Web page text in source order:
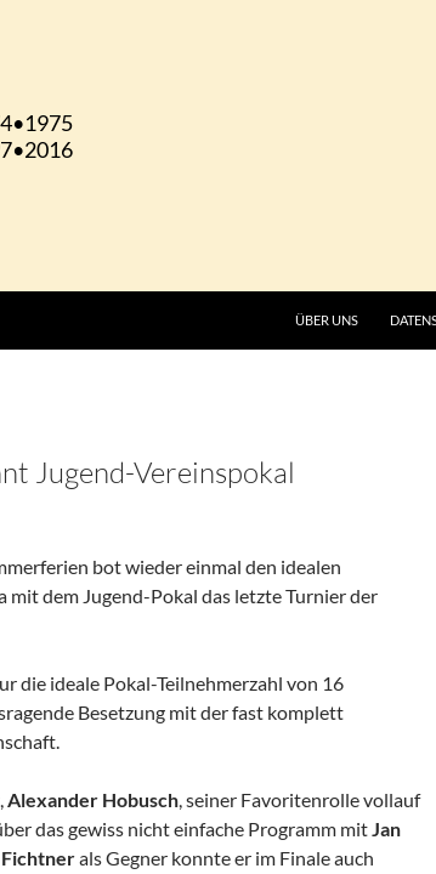
ÜBER UNS
Jugend-Vereinspokal
bot wieder einmal den idealen
mit dem Jugend-Pokal das letzte Turnier der
die ideale Pokal-Teilnehmerzahl von 16
Besetzung mit der fast komplett
Alexander Hobusch, seiner Favoritenrolle vollauf
das gewiss nicht einfache Programm mitJan
Fichtnerals Gegner konnte er im Finale auch